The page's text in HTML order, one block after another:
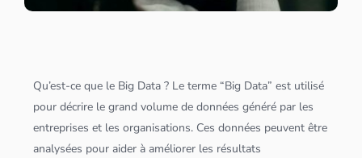
Qu’est-ce que le Big Data ? Le terme “Big Data” est utilisé
pour décrire le grand volume dedonnées généré par les
entreprises et les organisations. Cesdonnées peuvent être
analysées pour aider à améliorer les résultats